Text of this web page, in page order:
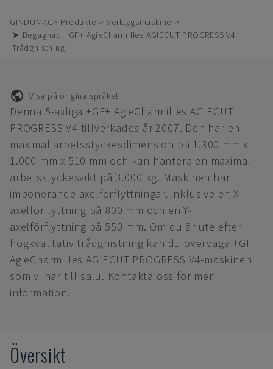
GINDUMAC Produkter
Verktygsmaskiner
➤ Begagnad +GF+ AgieCharmilles AGIECUT PROGRESS V4 |
Trådgnistning
Visa på originalspråket
Denna 5-axliga +GF+ AgieCharmilles AGIECUT
PROGRESS V4 tillverkades år 2007. Den har en
maximal arbetsstyckesdimension på 1.300 mm x
1.000 mm x 510 mm och kan hantera en maximal
arbetsstyckesvikt på 3.000 kg. Maskinen har
imponerande axelförflyttningar, inklusive en X-
axelförflyttning på 800 mm och en Y-
axelförflyttning på 550 mm. Om du är ute efter
högkvalitativ trådgnistning kan du överväga +GF+
AgieCharmilles AGIECUT PROGRESS V4-maskinen
som vi har till salu. Kontakta oss för mer
information.
Översikt